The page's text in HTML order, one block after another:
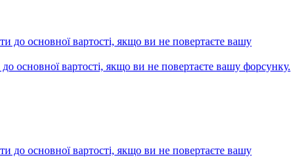
основної вартості, якщо ви не повертаєте вашу форсунку.